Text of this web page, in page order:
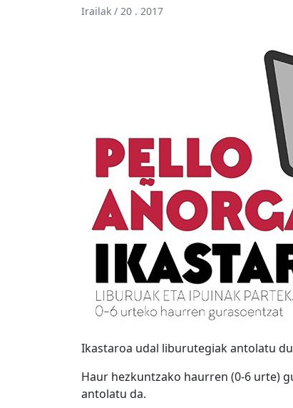
Irailak / 20 . 2017
Ikastaroa udal liburutegiak antolatu
Haur hezkuntzako haurren (0-6 urte)
antolatu da.